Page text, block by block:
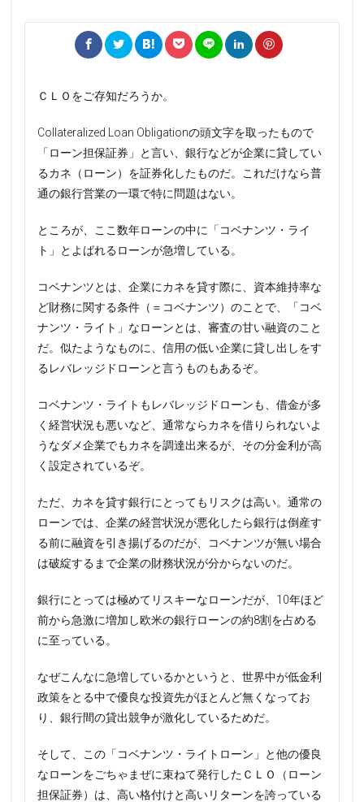
ＣＬＯをご存知だろうか。
Collateralized Loan Obligationの頭文字を取ったもので
「ローン担保証券」と言い、銀行などが企業に貸してい
るカネ（ローン）を証券化したものだ。これだけなら普
通の銀行営業の一環で特に問題はない。
ところが、ここ数年ローンの中に「コベナンツ・ライ
ト」とよばれるローンが急増している。
コベナンツとは、企業にカネを貸す際に、資本維持率な
ど財務に関する条件（＝コベナンツ）のことで、「コベ
ナンツ・ライト」なローンとは、審査の甘い融資のこと
だ。似たようなものに、信用の低い企業に貸し出しをす
るレバレッジドローンと言うものもあるぞ。
コベナンツ・ライトもレバレッジドローンも、借金が多
く経営状況も悪いなど、通常ならカネを借りられないよ
うなダメ企業でもカネを調達出来るが、その分金利が高
く設定されているぞ。
ただ、カネを貸す銀行にとってもリスクは高い。通常の
ローンでは、企業の経営状況が悪化したら銀行は倒産す
る前に融資を引き揚げるのだが、コベナンツが無い場合
は破綻するまで企業の財務状況が分からないのだ。
銀行にとっては極めてリスキーなローンだが、10年ほど
前から急激に増加し欧米の銀行ローンの約8割を占める
に至っている。
なぜこんなに急増しているかというと、世界中が低金利
政策をとる中で優良な投資先がほとんど無くなってお
り、銀行間の貸出競争が激化しているためだ。
そして、この「コベナンツ・ライトローン」と他の優良
なローンをごちゃまぜに束ねて発行したＣＬＯ（ローン
担保証券）は、高い格付けと高いリターンを誇っている